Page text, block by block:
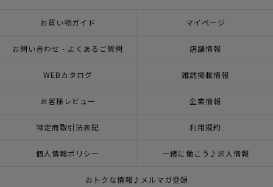
お買い物ガイド マイページ
お問い合わせ - よくあるご質問 店舗情報
WEBカタログ 雑誌掲載情報
お客様レビュー 企業情報
特定商取引法表記 利用規約
個人情報ポリシー 一緒に働こう♪求人情報
おトクな情報♪メルマガ登録